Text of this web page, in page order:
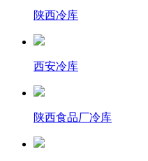
陕西冷库
西安冷库
陕西食品厂冷库